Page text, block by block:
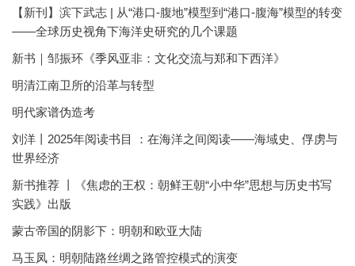
【新刊】滨下武志 | 从“港口-腹地”模型到“港口-腹海”模型的转变
——全球历史视角下海洋史研究的几个课题
新书｜邹振环《季风亚非：文化交流与郑和下西洋》
明清江南卫所的沿革与转型
明代家谱伪造考
刘洋丨2025年阅读书目 ：在海洋之间阅读——海域史、俘虏与
世界经济
新书推荐 丨《焦虑的王权：朝鲜王朝“小中华”思想与历史书写
实践》出版
蒙古帝国的阴影下：明朝和欧亚大陆
马玉凤：明朝陆路丝绸之路管控模式的演变